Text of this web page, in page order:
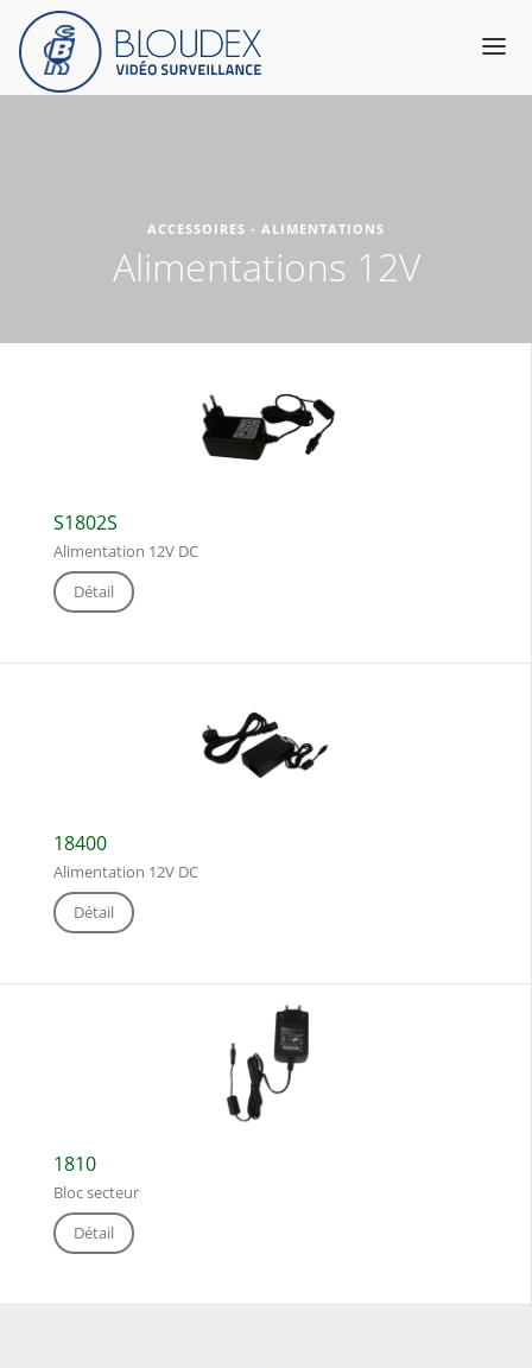
Services & Expertise
A propos
Contact
ACCESSOIRES - ALIMENTATIONS
Alimentations 12V
S1802S
Alimentation 12V DC
Détail
18400
Alimentation 12V DC
Détail
1810
Bloc secteur
Détail